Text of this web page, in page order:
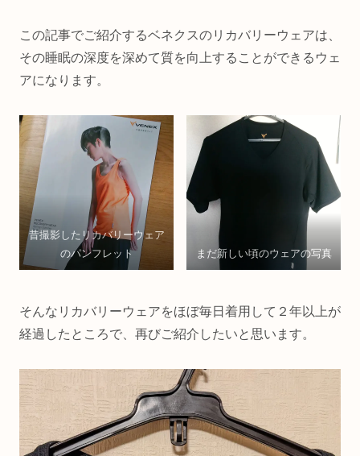
この記事でご紹介するベネクスのリカバリーウェアは、
その睡眠の深度を深めて質を向上することができるウェ
アになります。
昔撮影したリカバリーウェア
のパンフレット
まだ新しい頃のウェアの写真
そんなリカバリーウェアをほぼ毎日着用して２年以上が
経過したところで、再びご紹介したいと思います。